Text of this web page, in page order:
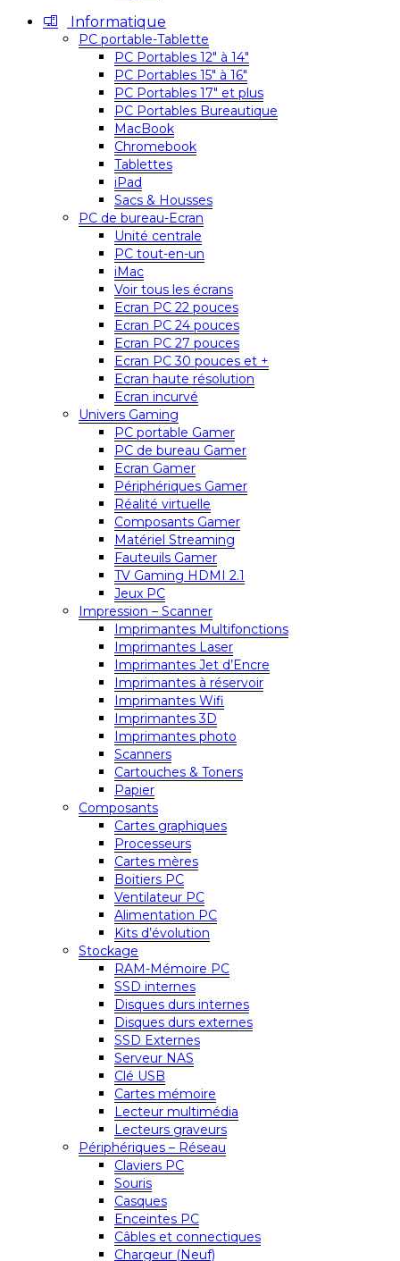
Informatique
PC portable-Tablette
PC Portables 12″ à 14″
PC Portables 15″ à 16″
PC Portables 17″ et plus
PC Portables Bureautique
MacBook
Chromebook
Tablettes
iPad
Sacs & Housses
PC de bureau-Ecran
Unité centrale
PC tout-en-un
iMac
Voir tous les écrans
Ecran PC 22 pouces
Ecran PC 24 pouces
Ecran PC 27 pouces
Ecran PC 30 pouces et +
Ecran haute résolution
Ecran incurvé
Univers Gaming
PC portable Gamer
PC de bureau Gamer
Ecran Gamer
Périphériques Gamer
Réalité virtuelle
Composants Gamer
Matériel Streaming
Fauteuils Gamer
TV Gaming HDMI 2.1
Jeux PC
Impression – Scanner
Imprimantes Multifonctions
Imprimantes Laser
Imprimantes Jet d’Encre
Imprimantes à réservoir
Imprimantes Wifi
Imprimantes 3D
Imprimantes photo
Scanners
Cartouches & Toners
Papier
Composants
Cartes graphiques
Processeurs
Cartes mères
Boitiers PC
Ventilateur PC
Alimentation PC
Kits d’évolution
Stockage
RAM-Mémoire PC
SSD internes
Disques durs internes
Disques durs externes
SSD Externes
Serveur NAS
Clé USB
Cartes mémoire
Lecteur multimédia
Lecteurs graveurs
Périphériques – Réseau
Claviers PC
Souris
Casques
Enceintes PC
Câbles et connectiques
Chargeur (Neuf)